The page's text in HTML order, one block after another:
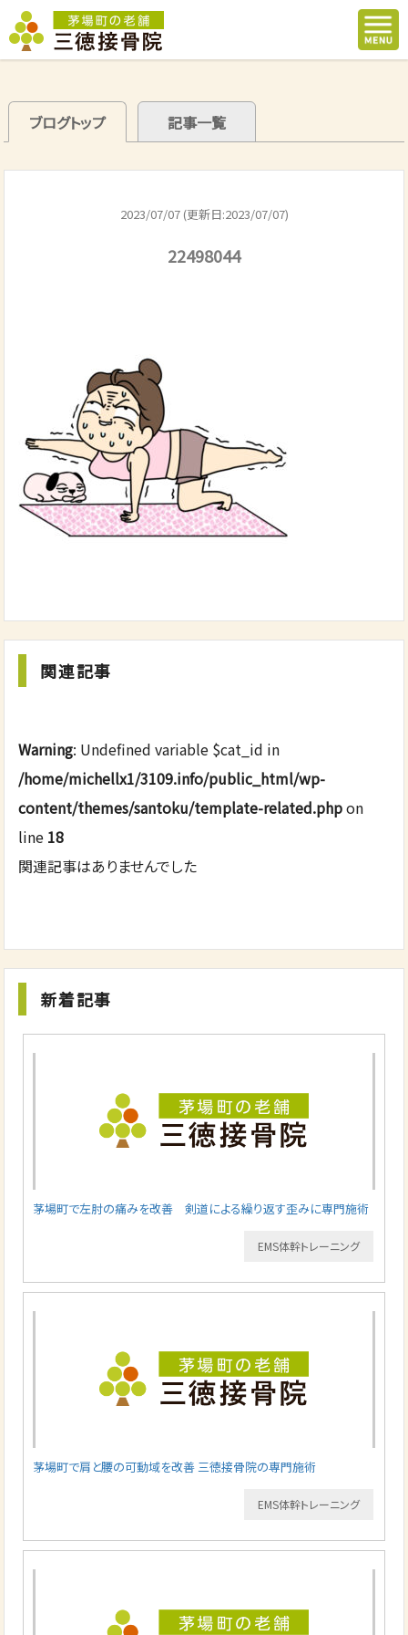
ブログトップ 記事一覧
2023/07/07 (更新日:2023/07/07)
22498044
関連記事
Warning: Undefined variable $cat_id in
/home/michellx1/3109.info/public_html/wp-
content/themes/santoku/template-related.phpon
line 18
関連記事はありませんでした
新着記事
茅場町で左肘の痛みを改善 剣道による繰り返す歪みに専門施術
EMS体幹トレーニング
茅場町で肩と腰の可動域を改善 三徳接骨院の専門施術
EMS体幹トレーニング